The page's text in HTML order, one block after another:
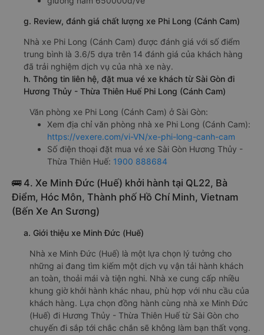
g. Review, đánh giá chất lượng xe Phi Long (Cánh Cam)
Nhà xe Phi Long (Cánh Cam) được đánh giá với số điểm
trung bình là 3.6/5 dựa trên 14 đánh giá của khách hàng
đã trải nghiệm dịch vụ của nhà xe này.
h. Thông tin liên hệ, đặt mua vé xe khách từ Sài Gòn đi
Hương Thủy - Thừa Thiên Huế Phi Long (Cánh Cam)
Văn phòng xe Phi Long (Cánh Cam) ở Sài Gòn:
Xem địa chỉ văn phòng nhà xe Phi Long (Cánh Cam):
https://vexere.com/vi-VN/xe-phi-long-canh-cam
Số điện thoại đặt mua vé xe Sài Gòn Hương Thủy -
Thừa Thiên Huế: 1900 888684
🚌 4. Xe Minh Đức (Huế) khởi hành tại QL22, Bà
Điểm, Hóc Môn, Thành phố Hồ Chí Minh, Vietnam
(Bến Xe An Sương)
a. Giới thiệu xe Minh Đức (Huế)
Nhà xe Minh Đức (Huế) là một lựa chọn lý tưởng cho
những ai đang tìm kiếm một dịch vụ vận tải hành khách
an toàn, thoải mái và tiện nghi. Nhà xe cung cấp nhiều
khung giờ khởi hành khác nhau, phù hợp với nhu cầu của
khách hàng. Lựa chọn đồng hành cùng nhà xe Minh Đức
(Huế) đi Hương Thủy - Thừa Thiên Huế từ Sài Gòn cho
chuyến đi sắp tới chắc chắn sẽ không làm bạn thất vọng.